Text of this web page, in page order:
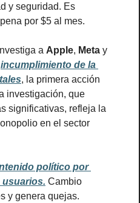
y seguridad. Es
por $5 al mes.
a Apple, Meta
incumplimiento de la
, la primera acción
investigación, que
significativas, refleja la
en el sector
político por
usuarios. Cambio
y genera quejas.